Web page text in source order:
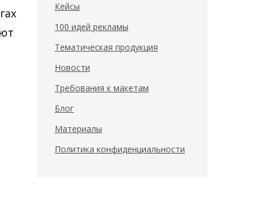
Кейсы
100 идей рекламы
Тематическая продукция
Новости
Требования к макетам
Блог
Материалы
Политика конфиденциальности